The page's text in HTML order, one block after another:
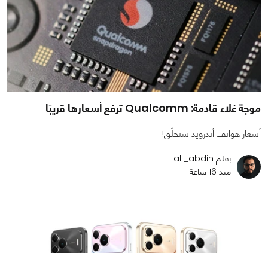
موجة غلاء قادمة: Qualcomm ترفع أسعارها قريبًا
أسعار هواتف أندرويد ستحلّق!
بقلم ali_abdin
منذ 16 ساعة